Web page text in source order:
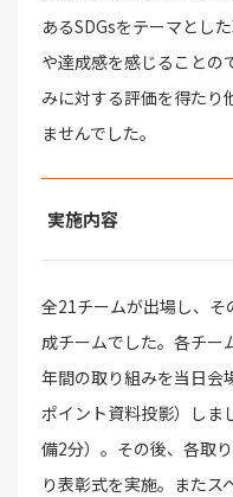
あるSDGsをテーマとし
や達成感を感じることの
みに対する評価を得たり
ませんでした。
実施内容
全21チームが出場し、
成チームでした。各チー
年間の取り組みを当日会
ポイント資料投影）しま
備2分）。その後、各取
り表彰式を実施。またス